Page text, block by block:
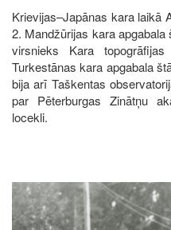
Krievijas–Japānas kara laikā
2. Mandžūrijas kara
virsnieks Kara
Turkestānas kara apgabala
bija arī Taškentas
par Pēterburgas Zinātņu
locekli.
Image